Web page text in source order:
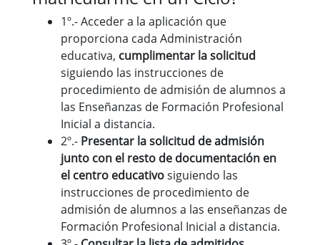
1º.- Acceder a la aplicación que
proporciona cada Administración
educativa, cumplimentar la solicitud
siguiendo las instrucciones de
procedimiento de admisión de alumnos a
las Enseñanzas de Formación Profesional
Inicial a distancia.
2º.- Presentar la solicitud de admisión
junto con el resto de documentación en
el centro educativosiguiendo las
instrucciones de procedimiento de
admisión de alumnos a las enseñanzas de
Formación Profesional Inicial a distancia.